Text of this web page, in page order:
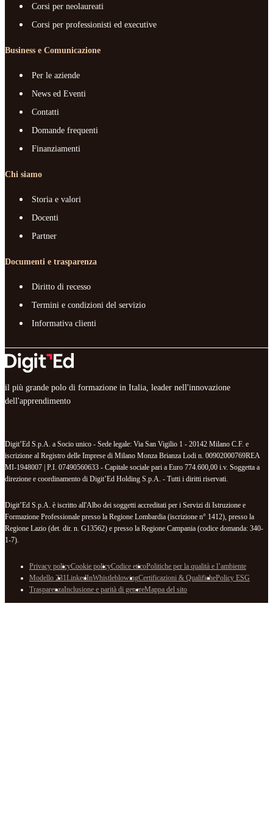
Corsi per neolaureati
Corsi per professionisti ed executive
Business e Comunicazione
Per le aziende
News ed Eventi
Contatti
Domande frequenti
Finanziamenti
Chi siamo
Storia e valori
Docenti
Partner
Documenti e trasparenza
Diritto di recesso
Termini e condizioni del servizio
Informativa clienti
il più grande polo di formazione in Italia, leader nell'innovazione
dell'apprendimento
Digit’Ed S.p.A. a Socio unico - Sede legale: Via San Vigilio 1 - 20142 Milano C.F. e
iscrizione al Registro delle Imprese di Milano Monza Brianza Lodi n. 00902000769REA
MI-1948007 | P.I. 07490560633 - Capitale sociale pari a Euro 774.600,00 i.v. Soggetta a
direzione e coordinamento di Digit’Ed Holding S.p.A. - Tutti i diritti riservati.
Digit’Ed S.p.A. è iscritto all'Albo dei soggetti accreditati per i Servizi di Istruzione e
Formazione Professionale presso la Regione Lombardia (iscrizione n° 1412), presso la
Regione Lazio (det. dir. n. G13562) e presso la Regione Campania (codice domanda: 340-
1-7).
Privacy policyCookie policyCodice eticoPolitiche per la qualità e l’ambiente
Modello 231LinkedInWhistleblowingCertificazioni & QualifichePolicy ESG
TrasparenzaInclusione e parità di genereMappa del sito